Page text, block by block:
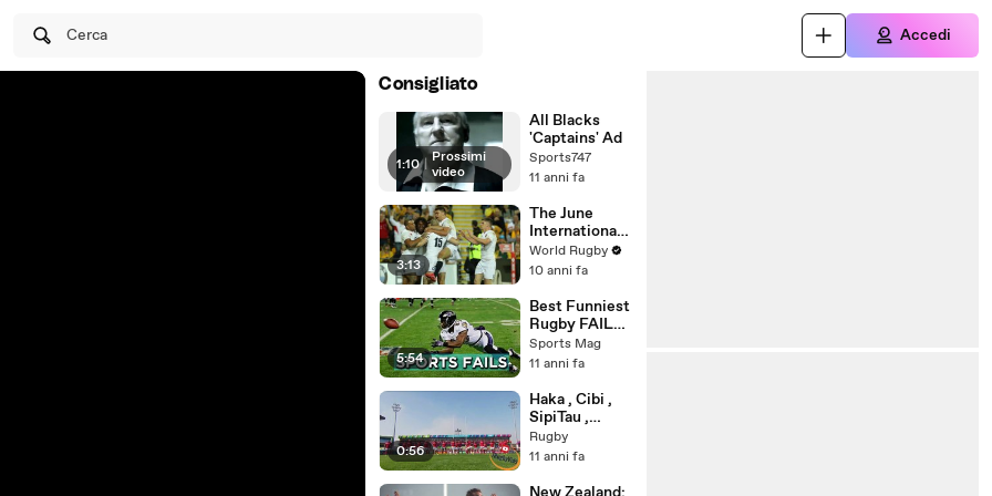
Cerca Accedi
Consigliato
1:10 | Prossimi
video
All Blacks
'Captains' Ad
Sports747
11 anni fa
3:13
The June
Internationals
| Results Re-
Cap
World Rugby
10 anni fa
5:54
Best Funniest
Rugby FAILS
Vines
Compilation
Sports Fails
Sports Mag
11 anni fa
0:56
‪‎Haka‬ , ‪‎Cibi‬ ,
‪SipiTau‬ ,
‪SivaTau‬ ..the
world cup
see them all
Rugby
11 anni fa